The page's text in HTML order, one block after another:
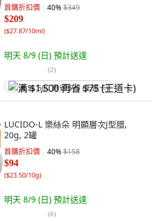
首購折扣價 40%$349
$209
($27.87/10ml)
明天 8/9 (日) 預計送達
(2)
满 $1,500 再省 $75 (王道卡)
LUCIDO-L 樂絲朵 明顯層次J型腊,
20g, 2罐
首購折扣價 40%$158
$94
($23.50/10g)
明天 8/9 (日) 預計送達
(6)